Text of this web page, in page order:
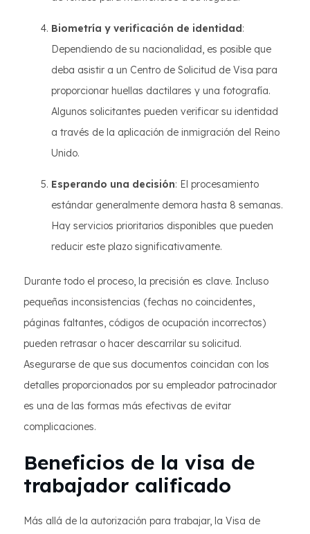
Biometría y verificación de identidad:
Dependiendo de su nacionalidad, es posible que
deba asistir a un Centro de Solicitud de Visa para
proporcionar huellas dactilares y una fotografía.
Algunos solicitantes pueden verificar su identidad
a través de la aplicación de inmigración del Reino
Unido.
Esperando una decisión: El procesamiento
estándar generalmente demora hasta 8 semanas.
Hay servicios prioritarios disponibles que pueden
reducir este plazo significativamente.
Durante todo el proceso, la precisión es clave. Incluso
pequeñas inconsistencias (fechas no coincidentes,
páginas faltantes, códigos de ocupación incorrectos)
pueden retrasar o hacer descarrilar su solicitud.
Asegurarse de que sus documentos coincidan con los
detalles proporcionados por su empleador patrocinador
es una de las formas más efectivas de evitar
complicaciones.
Beneficios de la visa de
trabajador calificado
Más allá de la autorización para trabajar, la Visa de